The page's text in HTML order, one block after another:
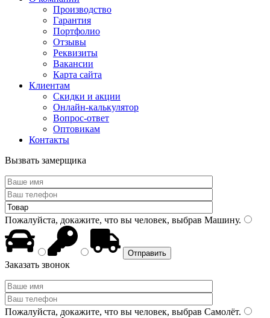
Производство
Гарантия
Портфолио
Отзывы
Реквизиты
Вакансии
Карта сайта
Клиентам
Скидки и акции
Онлайн-калькулятор
Вопрос-ответ
Оптовикам
Контакты
Вызвать замерщика
Пожалуйста, докажите, что вы человек, выбрав Машину.
Заказать звонок
Пожалуйста, докажите, что вы человек, выбрав Самолёт.